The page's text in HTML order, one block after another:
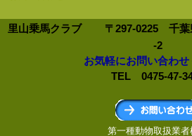
里山乗馬クラブ
〒297-0225 千葉
-2
お気軽にお問い合わ
TEL 0475-47-
第一種動物取扱業者